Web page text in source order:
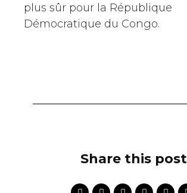
plus sûr pour la République
Démocratique du Congo.
Share this post